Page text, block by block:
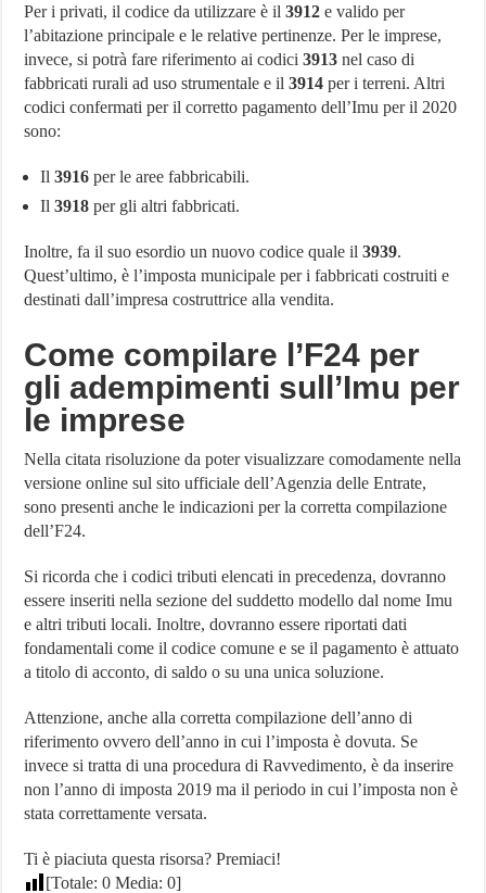
Per i privati, il codice da utilizzare è il3912 e valido per
l’abitazione principale e le relative pertinenze. Per le imprese,
invece, si potrà fare riferimento ai codici3913 nel caso di
fabbricati rurali ad uso strumentale e il3914 per i terreni. Altri
codici confermati per il corretto pagamento dell’Imu per il 2020
sono:
Il3916 per le aree fabbricabili.
Il3918 per gli altri fabbricati.
Inoltre, fa il suo esordio un nuovo codice quale il3939.
Quest’ultimo, è l’imposta municipale per i fabbricati costruiti e
destinati dall’impresa costruttrice alla vendita.
Come compilare l’F24 per
gli adempimenti sull’Imu per
le imprese
Nella citata risoluzione da poter visualizzare comodamente nella
versione online sul sito ufficiale dell’Agenzia delle Entrate,
sono presenti anche le indicazioni per la corretta compilazione
dell’F24.
Si ricorda che i codici tributi elencati in precedenza, dovranno
essere inseriti nella sezione del suddetto modello dal nome Imu
e altri tributi locali. Inoltre, dovranno essere riportati dati
fondamentali come il codice comune e se il pagamento è attuato
a titolo di acconto, di saldo o su una unica soluzione.
Attenzione, anche alla corretta compilazione dell’anno di
riferimento ovvero dell’anno in cui l’imposta è dovuta. Se
invece si tratta di una procedura di Ravvedimento, è da inserire
non l’anno di imposta 2019 ma il periodo in cui l’imposta non è
stata correttamente versata.
Ti è piaciuta questa risorsa? Premiaci!
[Totale:0 Media:0]